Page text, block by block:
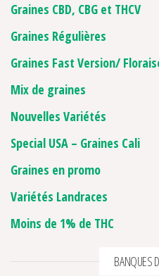
Graines CBD, CBG et THCV
Graines Régulières
Graines Fast Version/
Mix de graines
Nouvelles Variétés
Special USA – Graines Cali
Graines en promo
Variétés Landraces
Moins de 1% de THC
BANQUES